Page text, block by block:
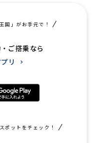
国」がお手元で！
ご搭乗なら
リ
ポットをチェック！